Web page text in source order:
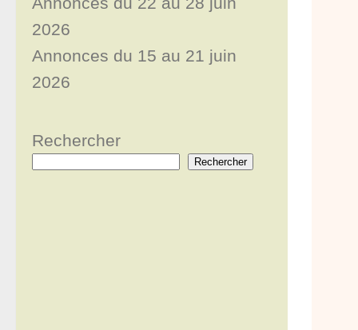
2026
Annonces du 15 au 21 juin
2026
Rechercher
Rechercher